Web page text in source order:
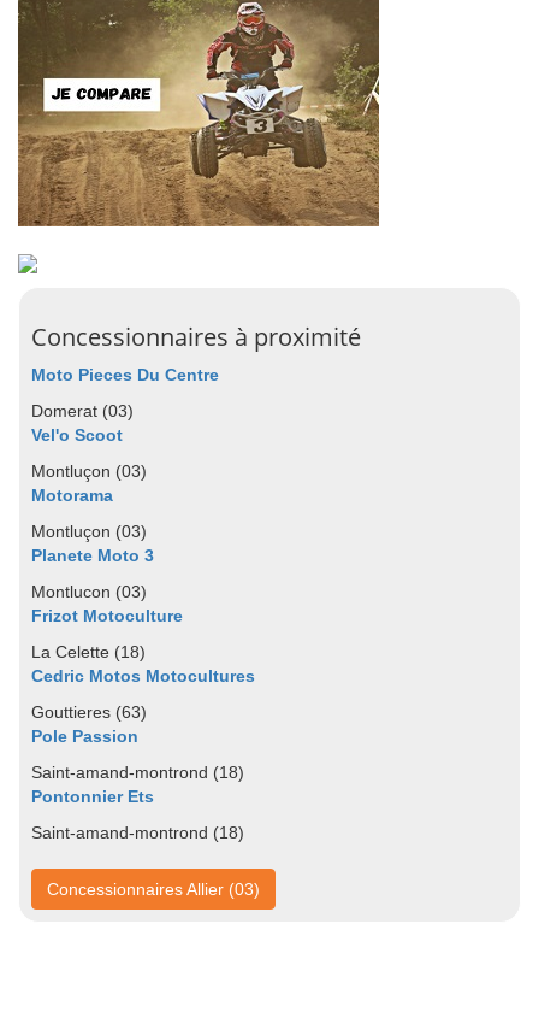
Concessionnaires à proximité
Moto Pieces Du Centre
Domerat (03)
Vel'o Scoot
Montluçon (03)
Motorama
Montluçon (03)
Planete Moto 3
Montlucon (03)
Frizot Motoculture
La Celette (18)
Cedric Motos Motocultures
Gouttieres (63)
Pole Passion
Saint-amand-montrond (18)
Pontonnier Ets
Saint-amand-montrond (18)
Concessionnaires Allier (03)